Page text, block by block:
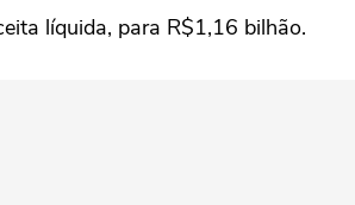
líquida, para R$1,16 bilhão.